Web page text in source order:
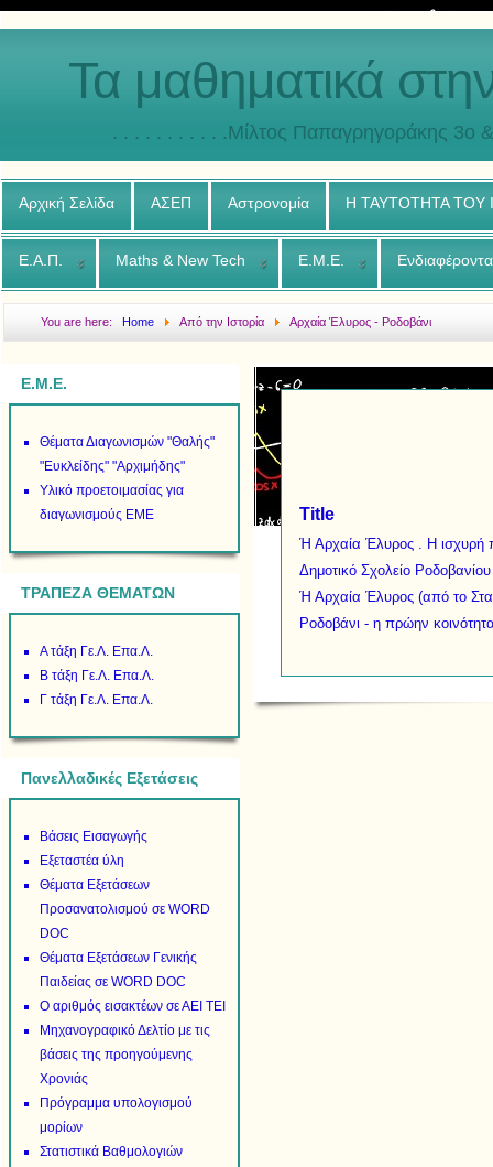
Τα μαθηματικά
. . . . . . . . . . .Μίλτος Παπαγρηγοράκης 3o
Αρχική Σελίδα ΑΣΕΠ Αστρονομία Η ΤΑΥΤΟΤΗΤΑ ΤΟΥ
Ε.Α.Π. Maths & New Tech Ε.Μ.Ε.
You are here:Home Από την Ιστορία Αρχαία Έλυρος - Ροδοβάνι
Ε.Μ.Ε.
Θέματα Διαγωνισμών "Θαλής"
"Ευκλείδης" "Αρχιμήδης"
Υλικό προετοιμασίας για
διαγωνισμούς ΕΜΕ
ΤΡΑΠΕΖΑ ΘΕΜΑΤΩΝ
Α τάξη Γε.Λ. Επα.Λ.
Β τάξη Γε.Λ. Επα.Λ.
Γ τάξη Γε.Λ. Επα.Λ.
Πανελλαδικές Εξετάσεις
Βάσεις Εισαγωγής
Εξεταστέα ύλη
Θέματα Εξετάσεων
Προσανατολισμού σε WORD
DOC
Θέματα Εξετάσεων Γενικής
Παιδείας σε WORD DOC
Ο αριθμός εισακτέων σε ΑΕΙ ΤΕΙ
Μηχανογραφικό Δελτίο με τις
βάσεις της προηγούμενης
Χρονιάς
Πρόγραμμα υπολογισμού
μορίων
Στατιστικά Βαθμολογιών
Title
Ή Αρχαία Έλυρος . H ισχυρή
Δημοτικό Σχολείο
Ή Αρχαία Έλυρος (από το
Ροδοβάνι - η πρώην κοινότητα